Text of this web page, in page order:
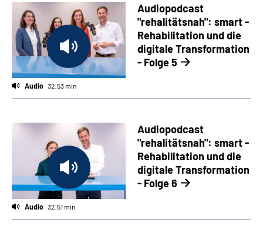
Audiopodcast
"rehalitätsnah": smart -
Rehabilitation und die
digitale Transformation
- Folge 5
Audio 32:53 min
Audiopodcast
"rehalitätsnah": smart -
Rehabilitation und die
digitale Transformation
- Folge 6
Audio 32:51 min